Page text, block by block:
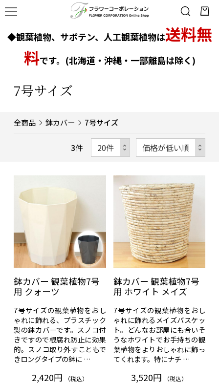
◆観葉植物、サボテン、人工観葉植物は送料無
料です。(北海道・沖縄・一部離島は除く)
7号サイズ
全商品 鉢カバー 7号サイズ
3件
鉢カバー 観葉植物7号
用 クォーツ
7号サイズの観葉植物をおし
ゃれに飾れる、プラスチック
製の鉢カバーです。スノコ付
きですので根腐れ防止に効果
的。スノコ取り外すこともで
きロングタイプの鉢に …
2,420円 （税込）
鉢カバー 観葉植物7号
用 ホワイト メイズ
7号サイズの観葉植物をおし
ゃれに飾れるメイズバスケッ
ト。どんなお部屋にも合いそ
うなホワイトでお手持ちの観
葉植物をよりおしゃれに飾っ
てくれます。特にナチ …
3,520円 （税込）